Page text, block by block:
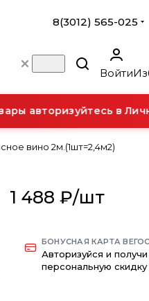
8(3012) 565-025
Войти
авторизуйтесь в
вино 2м.(1шт=2,4м2)
1 488 ₽/шт
БОНУСНАЯ КАРТА
Авторизуйся и получи
персональную скидку